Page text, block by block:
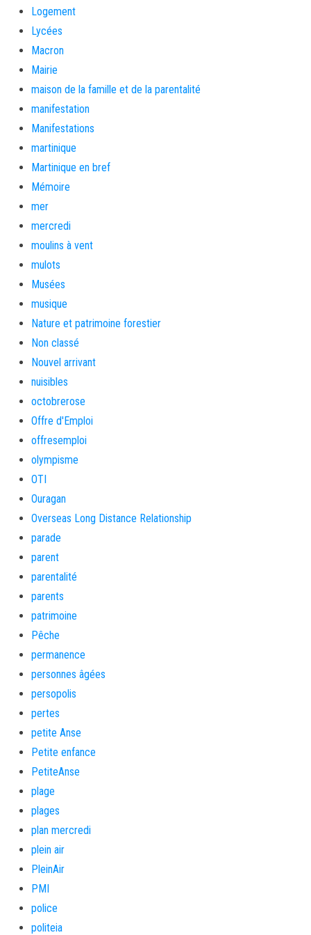
Logement
Lycées
Macron
Mairie
maison de la famille et de la parentalité
manifestation
Manifestations
martinique
Martinique en bref
Mémoire
mer
mercredi
moulins à vent
mulots
Musées
musique
Nature et patrimoine forestier
Non classé
Nouvel arrivant
nuisibles
octobrerose
Offre d'Emploi
offresemploi
olympisme
OTI
Ouragan
Overseas Long Distance Relationship
parade
parent
parentalité
parents
patrimoine
Pêche
permanence
personnes âgées
persopolis
pertes
petite Anse
Petite enfance
PetiteAnse
plage
plages
plan mercredi
plein air
PleinAir
PMI
police
politeia